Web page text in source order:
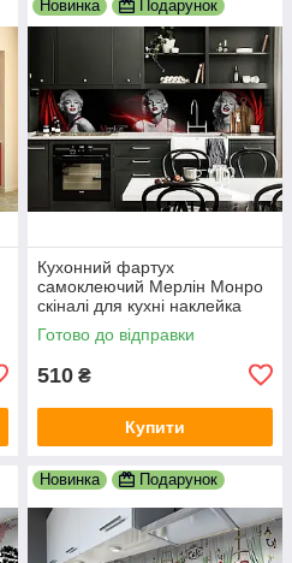
Новинка Подарунок
Кухонний фартух
самоклеючий Мерлін Монро
скіналі для кухні наклейка
ПВХ дівчина люди чорний
600х2000 мм
Готово до відправки
510 ₴
Купити
Новинка Подарунок